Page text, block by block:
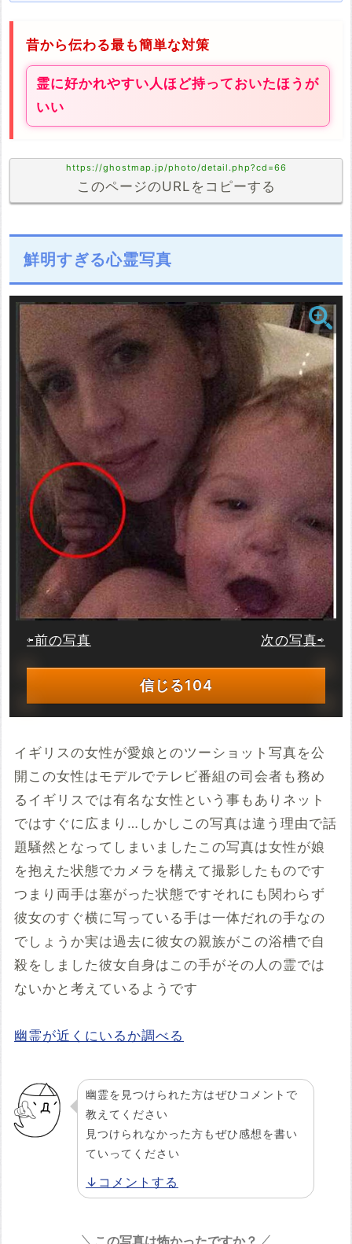
昔から伝わる最も簡単な対策
霊に好かれやすい人ほど持っておいたほうが
いい
https://ghostmap.jp/photo/detail.php?cd=66
このページのURLをコピーする
鮮明すぎる心霊写真
⇦前の写真 次の写真⇨
信じる104
イギリスの女性が愛娘とのツーショット写真を公
開この女性はモデルでテレビ番組の司会者も務め
るイギリスでは有名な女性という事もありネット
ではすぐに広まり…しかしこの写真は違う理由で話
題騒然となってしまいましたこの写真は女性が娘
を抱えた状態でカメラを構えて撮影したものです
つまり両手は塞がった状態ですそれにも関わらず
彼女のすぐ横に写っている手は一体だれの手なの
でしょうか実は過去に彼女の親族がこの浴槽で自
殺をしました彼女自身はこの手がその人の霊では
ないかと考えているようです
幽霊が近くにいるか調べる
幽霊を見つけられた方はぜひコメントで
教えてください
見つけられなかった方もぜひ感想を書い
ていってください
↓コメントする
この写真は怖かったですか？